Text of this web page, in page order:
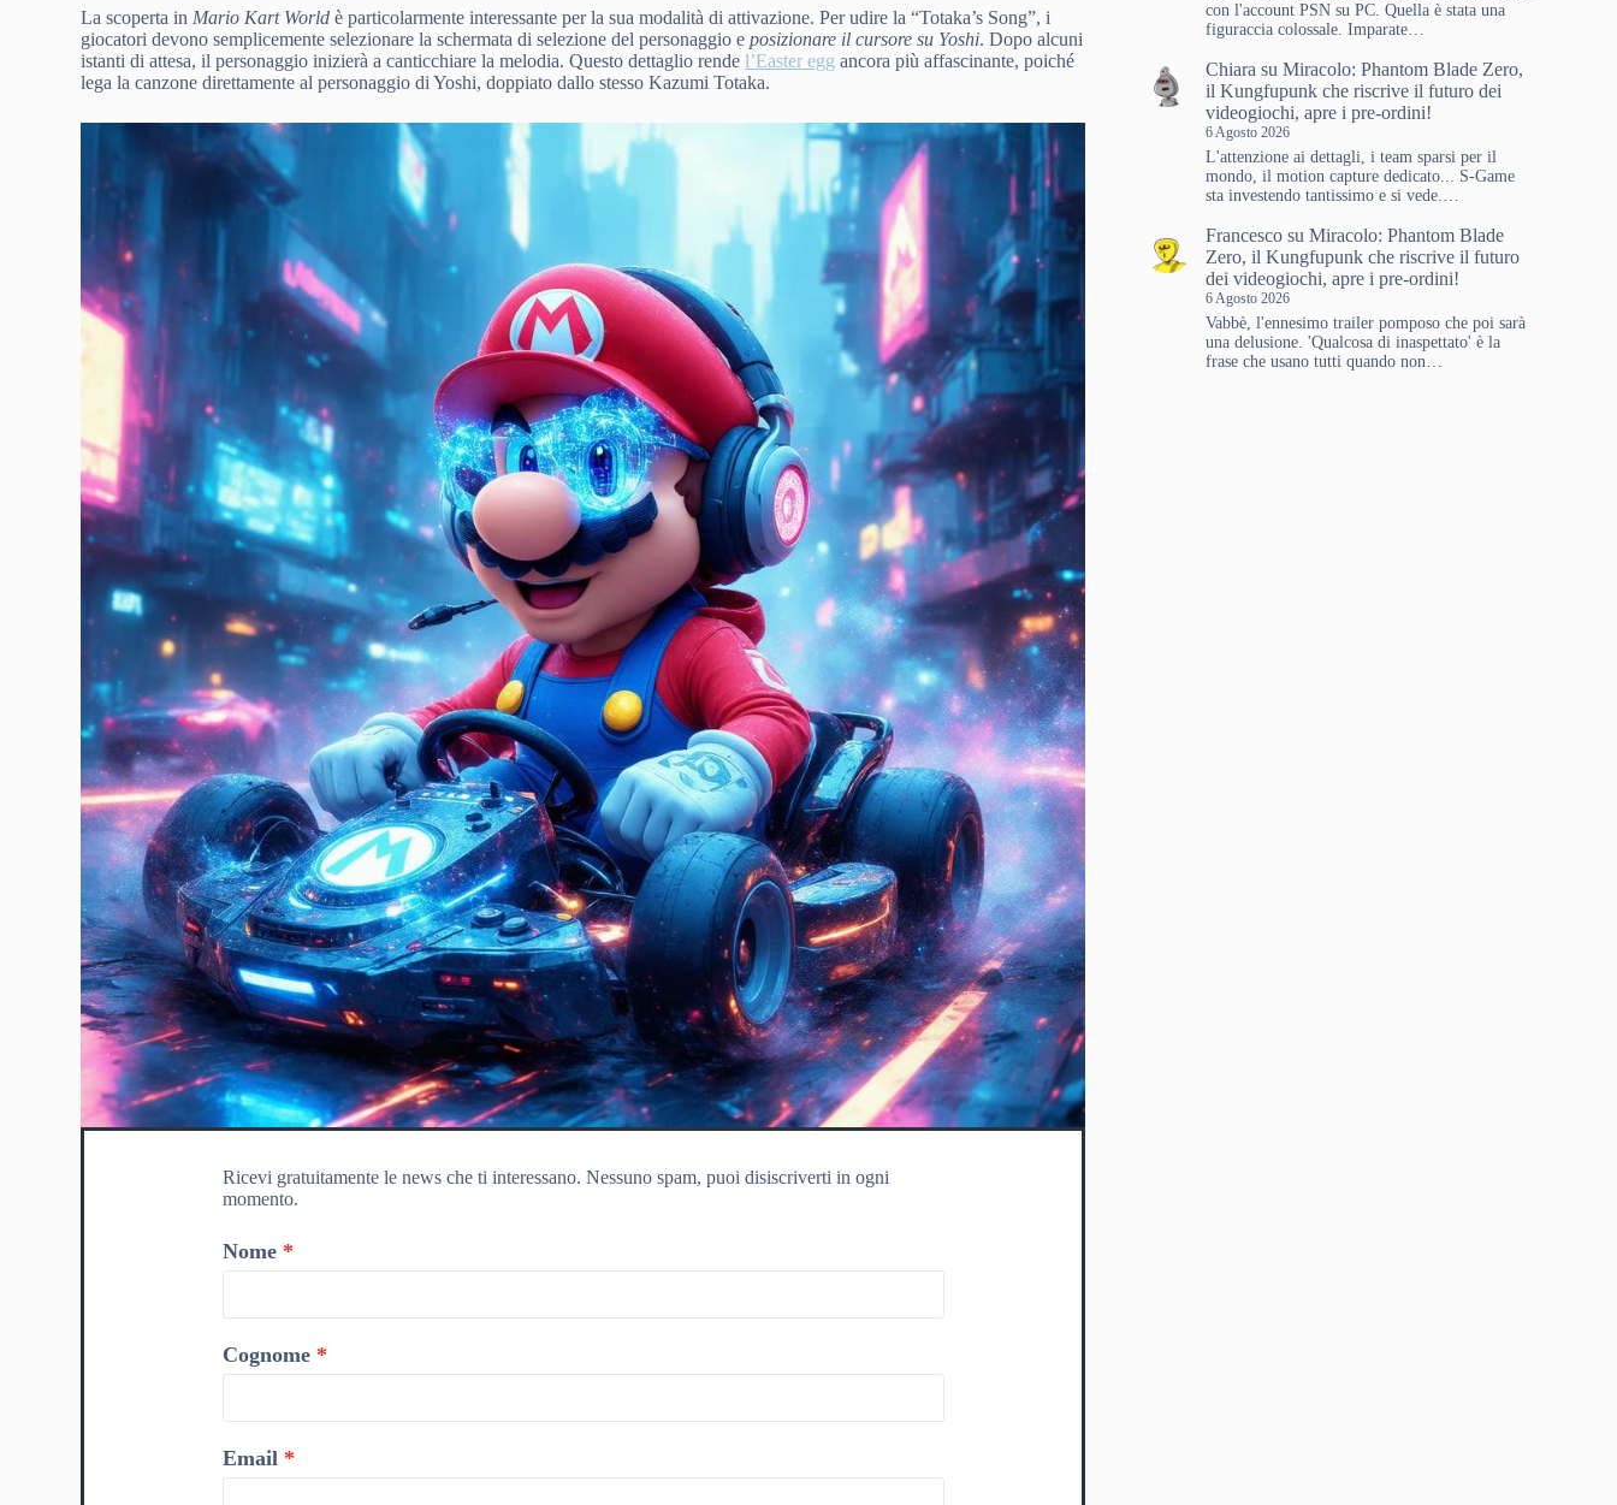
La scoperta in Mario Kart World è particolarmente interessante per la sua modalità di attivazione. Per udire la “Totaka’s Song”, i
giocatori devono semplicemente selezionare la schermata di selezione del personaggio eposizionare il cursore su Yoshi. Dopo alcuni
istanti di attesa, il personaggio inizierà a canticchiare la melodia. Questo dettaglio rendel’Easter egg ancora più affascinante, poiché
lega la canzone direttamente al personaggio di Yoshi, doppiato dallo stesso Kazumi Totaka.
Ricevi gratuitamente le news che ti interessano. Nessuno spam, puoi disiscriverti in ogni
momento.
Nome
Cognome
Email
con l'account PSN su PC. Quella è stata una
figuraccia colossale. Imparate…
Chiara suMiracolo: Phantom Blade Zero,
il Kungfupunk che riscrive il futuro dei
videogiochi, apre i pre-ordini!
6 Agosto 2026
L'attenzione ai dettagli, i team sparsi per il
mondo, il motion capture dedicato... S-Game
sta investendo tantissimo e si vede.…
Francesco suMiracolo: Phantom Blade
Zero, il Kungfupunk che riscrive il futuro
dei videogiochi, apre i pre-ordini!
6 Agosto 2026
Vabbè, l'ennesimo trailer pomposo che poi sarà
una delusione. 'Qualcosa di inaspettato' è la
frase che usano tutti quando non…